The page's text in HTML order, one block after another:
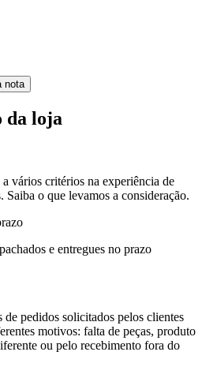
nota
da loja
vários critérios na experiência de
Saiba o que levamos a consideração.
e entregues no prazo
de pedidos solicitados pelos clientes
motivos: falta de peças, produto
ou pelo recebimento fora do